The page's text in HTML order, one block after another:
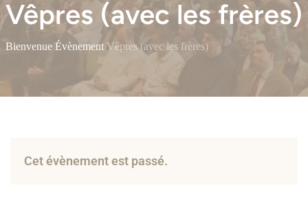
Vêpres (avec les frères)
Bienvenue Évènement/Vêpres (avec les frères)
Cet évènement est passé.